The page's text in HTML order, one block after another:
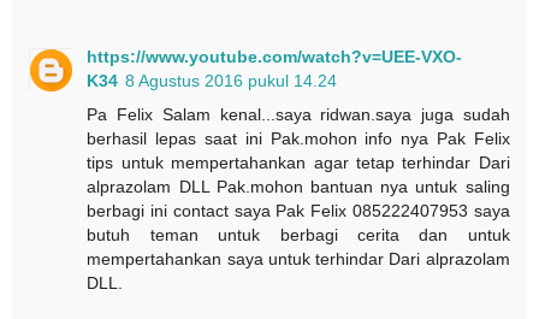
https://www.youtube.com/watch?v=UEE-VXO-
K34 8 Agustus 2016 pukul 14.24
Pa Felix Salam kenal...saya ridwan.saya juga sudah
berhasil lepas saat ini Pak.mohon info nya Pak Felix
tips untuk mempertahankan agar tetap terhindar Dari
alprazolam DLL Pak.mohon bantuan nya untuk saling
berbagi ini contact saya Pak Felix 085222407953 saya
butuh teman untuk berbagi cerita dan untuk
mempertahankan saya untuk terhindar Dari alprazolam
DLL.